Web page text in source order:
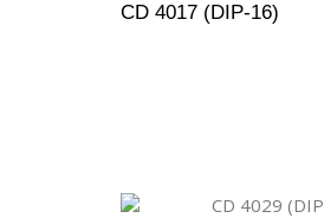
CD 4017 (DIP-16)